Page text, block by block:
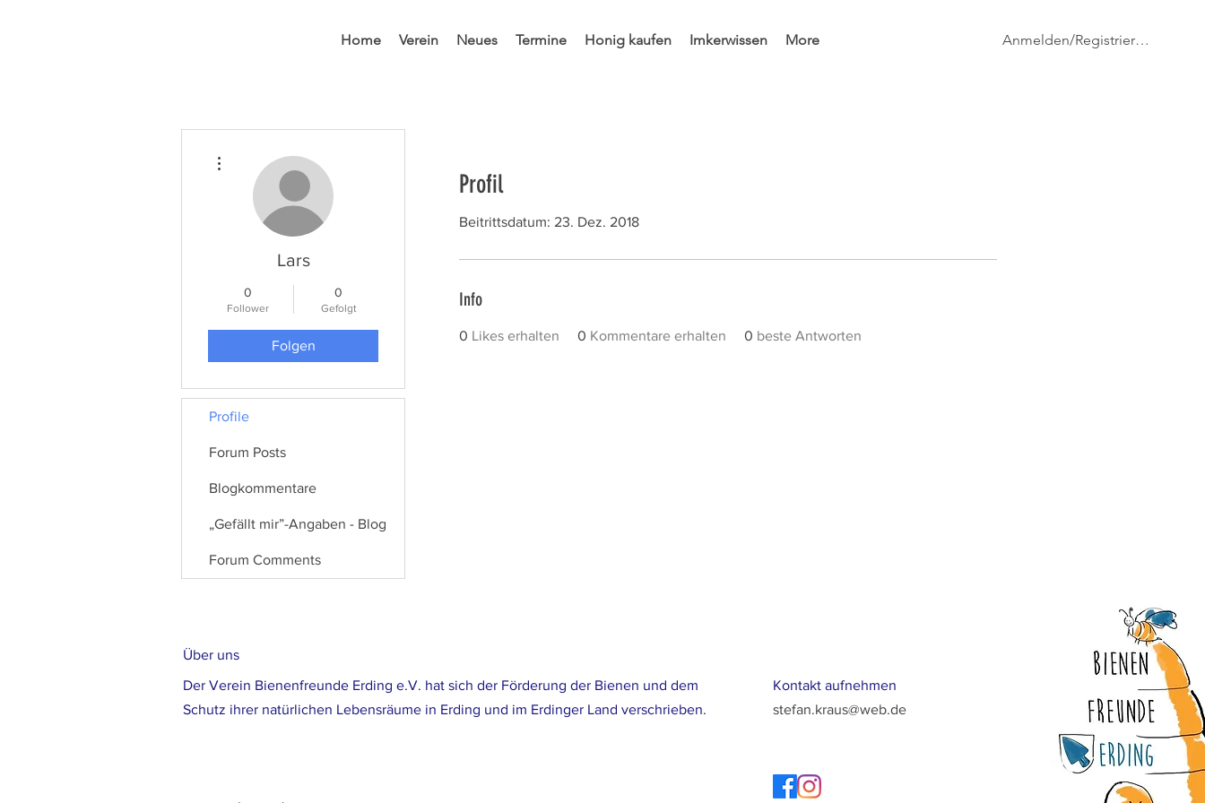
Home Verein Neues Termine Honig kaufen Imkerwissen More Anmelden/Registrieren
Profil
Beitrittsdatum: 23. Dez. 2018
Info
0 Likes erhalten 0 Kommentare erhalten 0 beste Antworten
Lars
0
Follower
0
Gefolgt
Folgen
Profile
Forum Posts
Blogkommentare
„Gefällt mir”-Angaben - Blog
Forum Comments
Über uns
Der Verein Bienenfreunde Erding e.V. hat sich der Förderung der Bienen und dem
Schutz ihrer natürlichen Lebensräume in Erding und im Erdinger Land verschrieben.
Kontakt aufnehmen
stefan.kraus@web.de